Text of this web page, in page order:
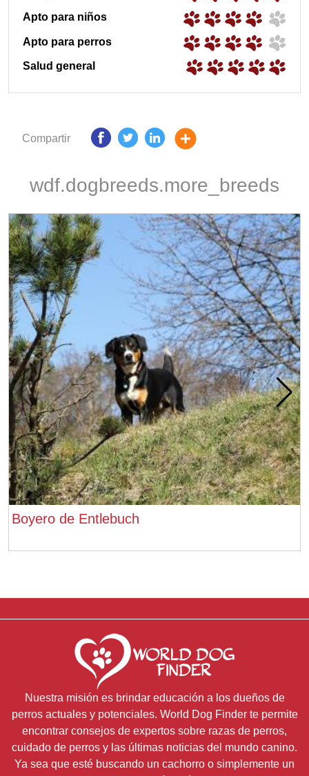
Apto para niños
Apto para perros
Salud general
Compartir
wdf.dogbreeds.more_breeds
Boyero de Entlebuch
Nuestra misión es brindar educación a los dueños de
perros actuales y potenciales. World Dog Finder te permite
encontrar consejos de expertos sobre razas de perros,
cuidado de perros y las últimas noticias del mundo canino.
Ya sea que esté buscando un cachorro o simplemente un